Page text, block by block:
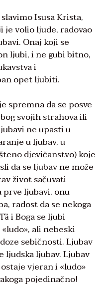
Isusa Krista,
je volio ljude, radovao
Onaj koji se
ljubi, i ne gubi bitno,
i
opet ljubiti.
spremna da se posve
svojih strahova ili
ne upasti u
u ljubav, u
djevičanstvo) koje
da se ljubav ne može
život sačuvati
ljubavi, onu
radost da se nekoga
i Boga se ljubi
ali nebeski
sebičnosti. Ljubav
ljudska ljubav. Ljubav
vjeran i «ludo»
pojedinačno!